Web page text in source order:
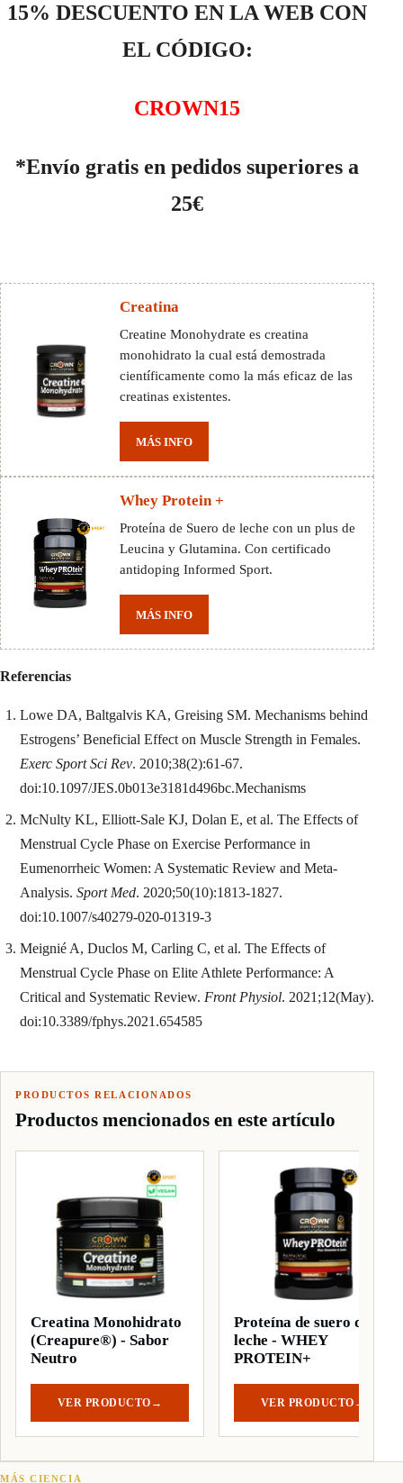
15% DESCUENTO EN LA WEB CON
EL CÓDIGO:
CROWN15
*Envío gratis en pedidos superiores a
25€
Creatina
Creatine Monohydrate es creatina
monohidrato la cual está demostrada
científicamente como la más eficaz de las
creatinas existentes.
MÁS INFO
Whey Protein +
Proteína de Suero de leche con un plus de
Leucina y Glutamina. Con certificado
antidoping Informed Sport.
MÁS INFO
Referencias
Lowe DA, Baltgalvis KA, Greising SM. Mechanisms behind
Estrogens’ Beneficial Effect on Muscle Strength in Females.
Exerc Sport Sci Rev. 2010;38(2):61-67.
doi:10.1097/JES.0b013e3181d496bc.Mechanisms
McNulty KL, Elliott-Sale KJ, Dolan E, et al. The Effects of
Menstrual Cycle Phase on Exercise Performance in
Eumenorrheic Women: A Systematic Review and Meta-
Analysis. Sport Med. 2020;50(10):1813-1827.
doi:10.1007/s40279-020-01319-3
Meignié A, Duclos M, Carling C, et al. The Effects of
Menstrual Cycle Phase on Elite Athlete Performance: A
Critical and Systematic Review. Front Physiol. 2021;12(May).
doi:10.3389/fphys.2021.654585
PRODUCTOS RELACIONADOS
Productos mencionados en este artículo
Creatina Monohidrato
(Creapure®) - Sabor
Neutro
VER PRODUCTO →
Proteína de suero de
leche - WHEY
PROTEIN+
VER PRODUCTO →
MÁS CIENCIA